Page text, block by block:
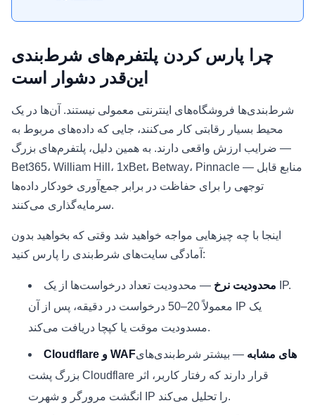
چرا پارس کردن پلتفرم‌های شرط‌بندی
این‌قدر دشوار است
شرط‌بندی‌ها فروشگاه‌های اینترنتی معمولی نیستند. آن‌ها در یک
محیط بسیار رقابتی کار می‌کنند، جایی که داده‌های مربوط به
ضرایب ارزش واقعی دارند. به همین دلیل، پلتفرم‌های بزرگ —
Bet365، William Hill، 1xBet، Betway، Pinnacle — منابع قابل
توجهی را برای حفاظت در برابر جمع‌آوری خودکار داده‌ها
سرمایه‌گذاری می‌کنند.
اینجا با چه چیزهایی مواجه خواهید شد وقتی که بخواهید بدون
آمادگی سایت‌های شرط‌بندی را پارس کنید:
محدودیت نرخ — محدودیت تعداد درخواست‌ها از یک IP.
معمولاً 20–50 درخواست در دقیقه، پس از آن IP یک
مسدودیت موقت یا کپچا دریافت می‌کند.
Cloudflare و WAF‌های مشابه — بیشتر شرط‌بندی‌های
بزرگ پشت Cloudflare قرار دارند که رفتار کاربر، اثر
انگشت مرورگر و شهرت IP را تحلیل می‌کند.